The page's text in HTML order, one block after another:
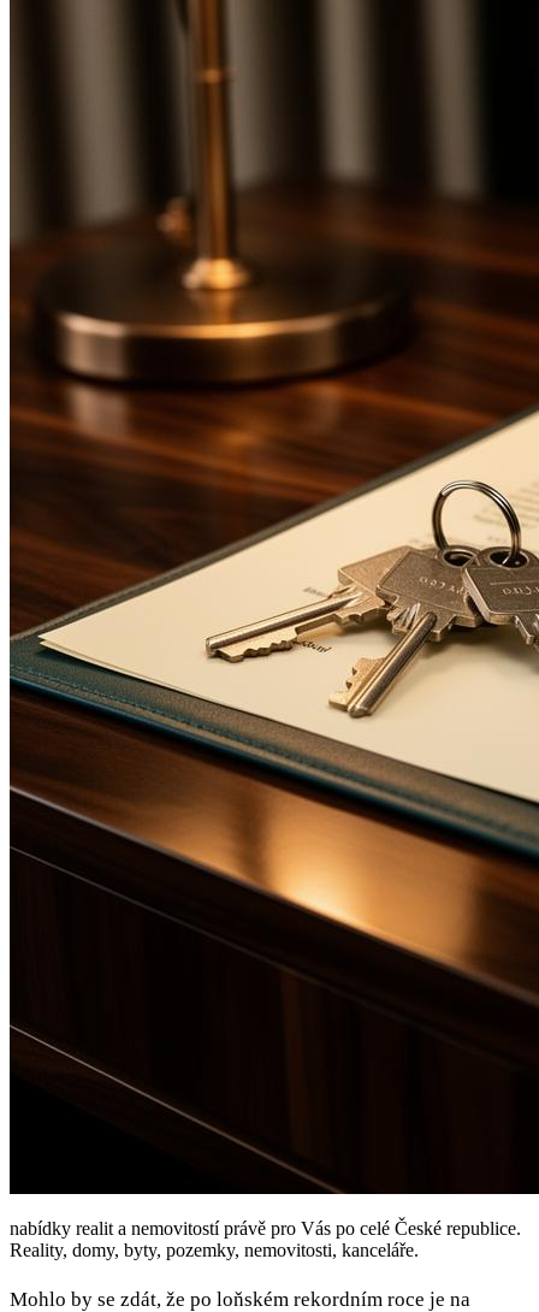
nabídky realit a nemovitostí právě pro Vás po celé České republice.
Reality, domy, byty, pozemky, nemovitosti, kanceláře.
Mohlo by se zdát, že po loňském rekordním roce je na